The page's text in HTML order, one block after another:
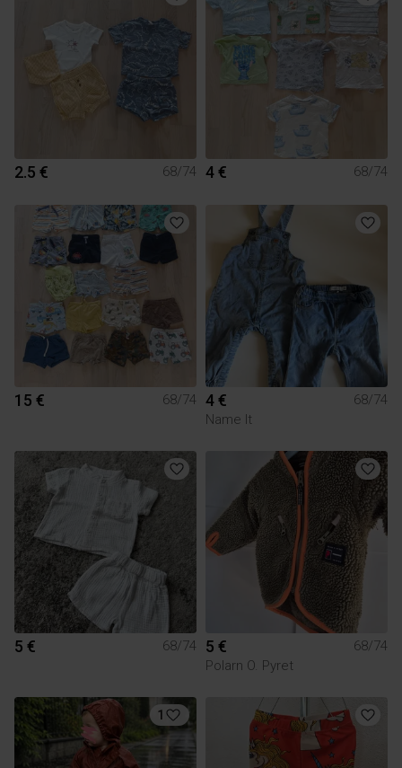
2.5 € 68/74 4 € 68/74
15 € 68/74 4 €
68/74
Name It
5 € 68/74 5 €
68/74
Polarn O. Pyret
1